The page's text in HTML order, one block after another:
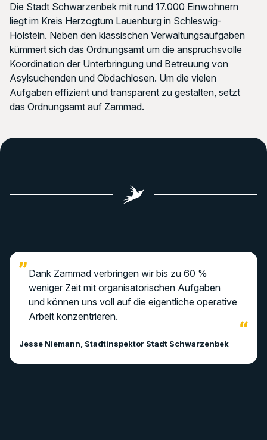
Die Stadt Schwarzenbek mit rund 17.000 Einwohnern
liegt im Kreis Herzogtum Lauenburg in Schleswig-
Holstein. Neben den klassischen Verwaltungsaufgaben
kümmert sich das Ordnungsamt um die anspruchsvolle
Koordination der Unterbringung und Betreuung von
Asylsuchenden und Obdachlosen. Um die vielen
Aufgaben effizient und transparent zu gestalten, setzt
das Ordnungsamt auf Zammad.
Dank Zammad verbringen wir bis zu 60 %
weniger Zeit mit organisatorischen Aufgaben
und können uns voll auf die eigentliche operative
Arbeit konzentrieren.
Jesse Niemann, Stadtinspektor Stadt Schwarzenbek